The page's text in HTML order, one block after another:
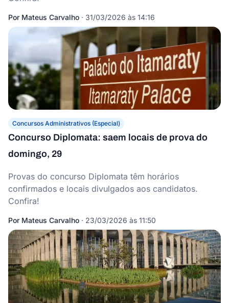
Por Mateus Carvalho · 31/03/2026 às 14:16
Concursos Administrativos (Especial)
Concurso Diplomata: saem locais de prova do
domingo, 29
Provas do concurso Diplomata têm horários
confirmados e locais divulgados aos candidatos.
Confira!
Por Mateus Carvalho · 23/03/2026 às 11:50